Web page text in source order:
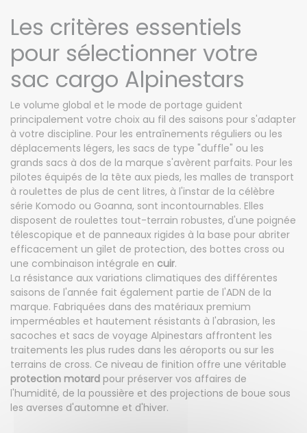
Les critères essentiels
pour sélectionner votre
sac cargo Alpinestars
Le volume global et le mode de portage guident
principalement votre choix au fil des saisons pour s'adapter
à votre discipline. Pour les entraînements réguliers ou les
déplacements légers, les sacs de type "duffle" ou les
grands sacs à dos de la marque s'avèrent parfaits. Pour les
pilotes équipés de la tête aux pieds, les malles de transport
à roulettes de plus de cent litres, à l'instar de la célèbre
série Komodo ou Goanna, sont incontournables. Elles
disposent de roulettes tout-terrain robustes, d'une poignée
télescopique et de panneaux rigides à la base pour abriter
efficacement un gilet de protection, des bottes cross ou
une combinaison intégrale en cuir.
La résistance aux variations climatiques des différentes
saisons de l'année fait également partie de l'ADN de la
marque. Fabriquées dans des matériaux premium
imperméables et hautement résistants à l'abrasion, les
sacoches et sacs de voyage Alpinestars affrontent les
traitements les plus rudes dans les aéroports ou sur les
terrains de cross. Ce niveau de finition offre une véritable
protection motard pour préserver vos affaires de
l'humidité, de la poussière et des projections de boue sous
les averses d'automne et d'hiver.